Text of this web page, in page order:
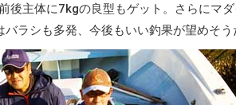
後主体に7kgの良型もゲット。さらにマ
ラシも多発、今後もいい釣果が望めそう